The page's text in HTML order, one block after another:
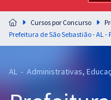
Preparação completa e
residências em saúde do Brasil
Cursos por Concurso
AL - Administrativas,